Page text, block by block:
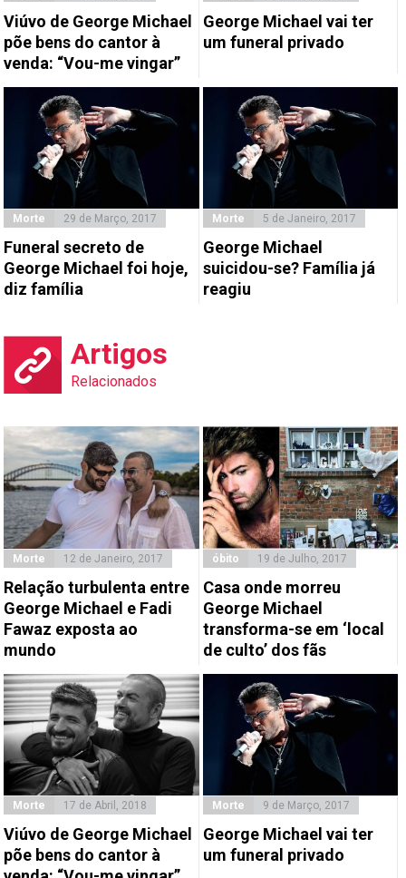
Viúvo de George Michael
põe bens do cantor à
venda: “Vou-me vingar”
George Michael vai ter
um funeral privado
Morte 29 de Março, 2017
Funeral secreto de
George Michael foi hoje,
diz família
Morte 5 de Janeiro, 2017
George Michael
suicidou-se? Família já
reagiu
Artigos
Relacionados
Morte 12 de Janeiro, 2017
Relação turbulenta entre
George Michael e Fadi
Fawaz exposta ao
mundo
óbito 19 de Julho, 2017
Casa onde morreu
George Michael
transforma-se em ‘local
de culto’ dos fãs
Morte 17 de Abril, 2018
Viúvo de George Michael
põe bens do cantor à
Morte 9 de Março, 2017
George Michael vai ter
um funeral privado